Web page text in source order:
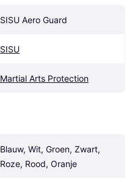
SISU Aero Guard
SISU
Martial Arts Protection
Blauw, Wit, Groen, Zwart,
Roze, Rood, Oranje